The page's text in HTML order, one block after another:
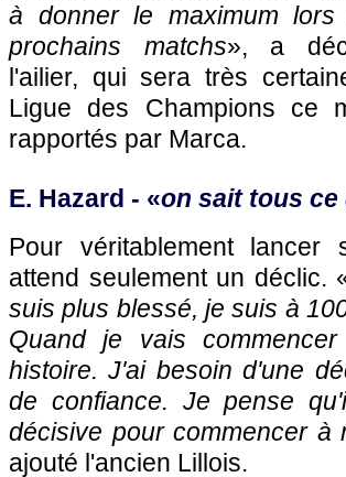
à donner le maximum lors
prochains matchs», a
l'ailier, qui sera très
Ligue des Champions ce
rapportés par Marca.
E. Hazard - «on sait tous ce
Pour véritablement lancer
attend seulement un déclic.
suis plus blessé, je suis à
Quand je vais
histoire. J'ai besoin d'une
de confiance. Je pense
décisive pour commencer
ajouté l'ancien Lillois.